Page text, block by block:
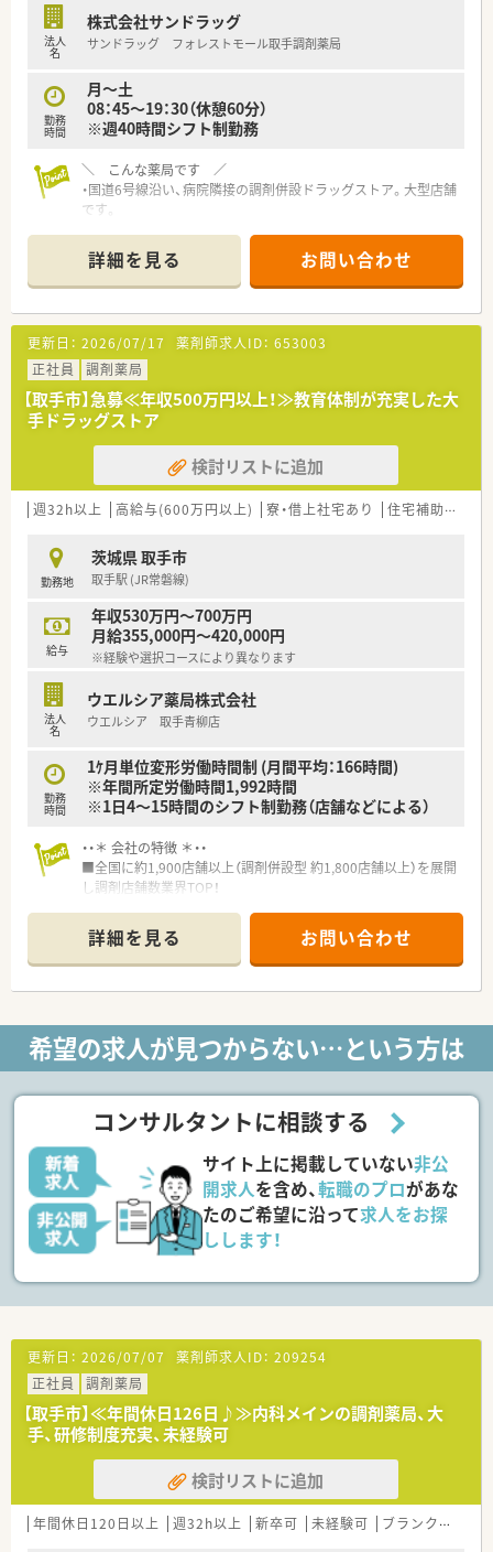
法人
名
株式会社サンドラッグ
サンドラッグ フォレストモール取手調剤薬局
勤務
時間
月～土
08：45～19：30（休憩60分）
※週40時間シフト制勤務
＼ こんな薬局です ／
・国道6号線沿い、病院隣接の調剤併設ドラッグストア。大型店舗
です。
薬局に寄られる方も少なくありません。
・面での対応はもちろんのこと、形成外科・ 整形外科病院が近い
ので
この科目の処方箋の応需が多い薬局です。
・処方箋は約100枚/日、薬剤師は常時5～6名と余裕をもった配置
人数です。
＼ 企業の特徴◎ ／
・直近15年で売上高4倍、経常利益も3倍以上と
右肩上がりの成長を続けている大手ドラッグストアチェー
ン。
・1店舗2ライン制により専門業務を分担しているので、日用雑貨
の商品補充や店舗の売上利益にとらわれることなく
調剤業務やOTCカウンセリングなど「薬剤師の仕事」に集中す
・薬剤師と他職種で業務を割振り、薬剤師の負荷を軽減していま
す。
薬剤師のレジ業務を軽減し、OTCのカウンセリング販売に集中
することで専門性を十分に発揮できます。
・業界内初の厚生労働省認定「プラチナくるみんマーク」と
「えるぼしマーク」(最高位である3段階目)の両方を取得する
等、女性の長期的な働き方を応援している企業です。
＼ 研修・教育環境 ／
・新卒時は入社時に調剤コースかOTCコースを選択でき、それに
もちろん途中でコースの変更も可能ですし、調剤コースにいな
がらOTCも勉強できます。
・そのほか、座学等の研修カリキュラムもありしっかり学べる環
＼ 就業環境 ／
・処方箋枚数を1人あたり20～30枚に設定し余裕を持った人員配
することを実現させています。
・監査システムが本社につながっているので、何か気になること
＼ 長く働けるサポート体制も完備 ／
・医薬品・化粧品・日用雑貨などを社員価格で購入できる「社員購
度も充実。
・育休休業を3歳まで延長できる制度、時短勤務は子供が中学1年
生になるまで復職フォロー制度など育児支援が充実していま
す。
・育児手当（第1子1万円、第2子1.5万円、第3子以降2万円）
・転居を伴う異動が可能な方は、住宅補助制度も完備です。
詳細を見る お問い合わせ
更新日： 2026/07/17 薬剤師求人ID： 653003
正社員
調剤薬局
【取手市】急募≪年収500万円以上！≫教育体制が充実した大
手ドラッグストア
検討リストに追加
週32h以上 高給与(600万円以上) 寮・借上社宅あり 住宅補助(手当)あり
勤務地
茨城県 取手市
取手駅 (JR常磐線)
給与
年収530万円～700万円
月給355,000円～420,000円
※経験や選択コースにより異なります
法人
名
ウエルシア薬局株式会社
ウエルシア 取手青柳店
勤務
時間
1ｹ月単位変形労働時間制 (月間平均：166時間)
※年間所定労働時間1,992時間
※1日4～15時間のシフト制勤務（店舗などによる）
・・＊ 会社の特徴 ＊・・
■全国に約1,900店舗以上（調剤併設型 約1,800店舗以上）を展開
し調剤店舗数業界TOP！
頑張り次第で高給与も可能！
■経験や勤務コースによりますが、経験の少ない方でも500万前
半スタートと業界TOP水準！
■職種や職域に合わせ、豊富な社内研修や外部組織と連携した研
■薬剤師が中心の会社だからこそ活躍できるキャリアパスが多
種多様に用意されています。
■店舗拡大に伴い、エリアマネジャーや営業部長等のマネジメン
とも可能です。
■その他にも、管理部門や商品部門等の本社スタッフなど活動領
域は多種多様です。
■在宅実施店舗は年々増加しており、在宅医療へもしっかりと関
わる事ができます。
■育児休暇は3歳まで取得が可能で、時短制度は小学5年生まで
時短勤務ができるよう変更予定です。
たくさんあります！
詳細を見る お問い合わせ
希望の求人が見つからない…という方は
コンサルタントに相談する
サイト上に掲載していない非公
開求人を含め、転職のプロがあな
たのご希望に沿って求人をお探
しします！
更新日： 2026/07/07 薬剤師求人ID： 209254
正社員
調剤薬局
【取手市】≪年間休日126日♪≫内科メインの調剤薬局、大
手、研修制度充実、未経験可
検討リストに追加
年間休日120日以上 週32h以上 新卒可 未経験可 ブランク可